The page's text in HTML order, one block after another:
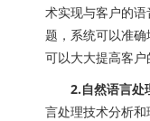
术实现与客户的
题，系统可以准
可以大大提高客户
2.自然语言处
言处理技术分析